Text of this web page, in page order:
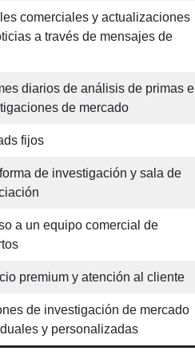
comerciales y actualizaciones
a través de mensajes de
diarios de análisis de primas e
de mercado
fijos
de investigación y sala de
a un equipo comercial de
premium y atención al cliente
de investigación de mercado
y personalizadas